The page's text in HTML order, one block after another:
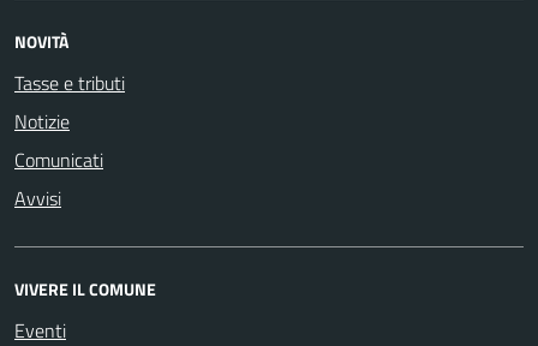
NOVITÀ
Tasse e tributi
Notizie
Comunicati
Avvisi
VIVERE IL COMUNE
Eventi